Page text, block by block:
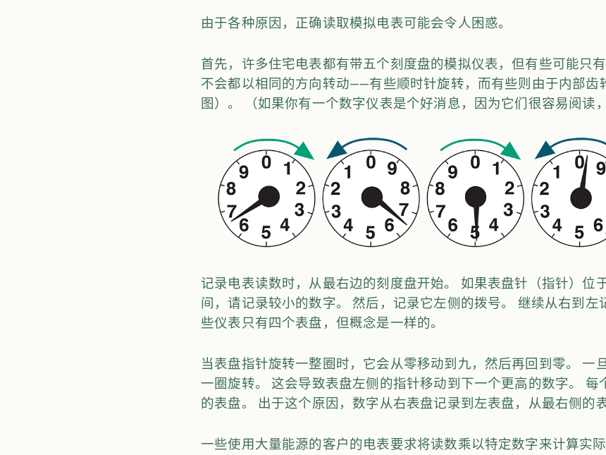
由于各种原因，正确读取模拟电表可能会令人困惑。
首先，许多住宅电表都有带五个刻度盘的模拟仪表，但有些可能只
不会都以相同的方向转动——有些顺时针旋转，而有些则由于内部齿
图）。 （如果你有一个数字仪表是个好消息，因为它们很容易阅读
记录电表读数时，从最右边的刻度盘开始。 如果表盘针（指针）位
间，请记录较小的数字。 然后，记录它左侧的拨号。 继续从右到左
些仪表只有四个表盘，但概念是一样的。
当表盘指针旋转一整圈时，它会从零移动到九，然后再回到零。 一
一圈旋转。 这会导致表盘左侧的指针移动到下一个更高的数字。 每
的表盘。 出于这个原因，数字从右表盘记录到左表盘，从最右侧的
一些使用大量能源的客户的电表要求将读数乘以特定数字来计算实